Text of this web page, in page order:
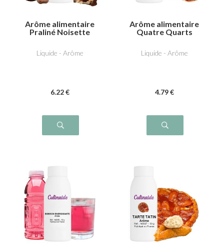
Arôme alimentaire
Praliné Noisette
Liquide - Arôme
6.22 €
Arôme alimentaire
Quatre Quarts
Liquide - Arôme
4.79 €